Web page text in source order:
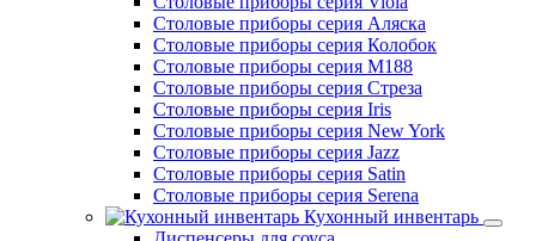
Столовые приборы серия Аляска
Столовые приборы серия Колобок
Столовые приборы серия М188
Столовые приборы серия Стреза
Столовые приборы серия Iris
Столовые приборы серия New York
Столовые приборы серия Jazz
Столовые приборы серия Satin
Столовые приборы серия Serena
Кухонный инвентарь